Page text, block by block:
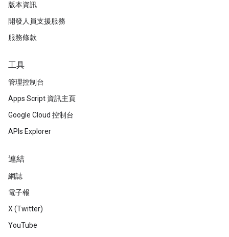
版本資訊
開發人員支援服務
服務條款
工具
管理控制台
Apps Script 資訊主頁
Google Cloud 控制台
APIs Explorer
連結
網誌
電子報
X (Twitter)
YouTube